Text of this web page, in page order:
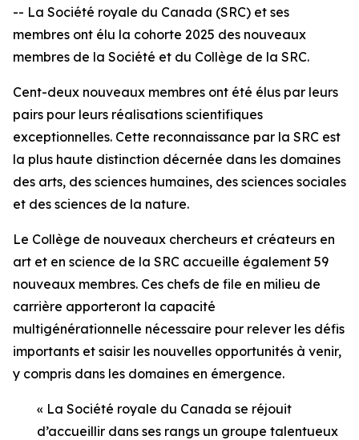
-- La Société royale du Canada (SRC) et ses
membres ont élu la cohorte 2025 des nouveaux
membres de la Société et du Collège de la SRC.
Cent-deux nouveaux membres ont été élus par leurs
pairs pour leurs réalisations scientifiques
exceptionnelles. Cette reconnaissance par la SRC est
la plus haute distinction décernée dans les domaines
des arts, des sciences humaines, des sciences sociales
et des sciences de la nature.
Le Collège de nouveaux chercheurs et créateurs en
art et en science de la SRC accueille également 59
nouveaux membres. Ces chefs de file en milieu de
carrière apporteront la capacité
multigénérationnelle nécessaire pour relever les défis
importants et saisir les nouvelles opportunités à venir,
y compris dans les domaines en émergence.
« La Société royale du Canada se réjouit
d’accueillir dans ses rangs un groupe talentueux